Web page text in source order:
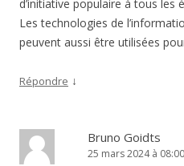
d’initiative populaire à tous les
Les technologies de
peuvent aussi être utilisées
Répondre ↓
Bruno Goidts
25 mars 2024 à 08:00